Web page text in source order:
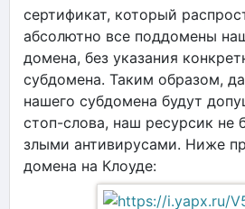
сертификат, который
абсолютно все поддомены
домена, без указания
субдомена. Таким образом,
нашего субдомена будут
стоп-слова, наш ресурсик не
злыми антивирусами. Ниже
домена на Клоуде: